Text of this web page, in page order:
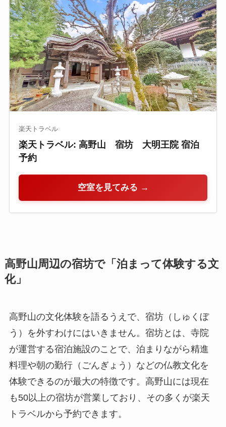
楽天トラベル
楽天トラベル: 高野山 宿坊 大明王院 宿泊
予約
空室を見てみる →
高野山周辺の宿坊で「泊まって体験する文
化」
高野山の文化体験を語るうえで、宿坊（しゅくぼ
う）を外すわけにはいきません。宿坊とは、寺院
が運営する宿泊施設のことで、泊まりながら精進
料理や朝の勤行（ごんぎょう）などの仏教文化を
体験できるのが最大の特徴です。高野山には現在
も50以上の宿坊が営業しており、その多くが楽天
トラベルから予約できます。